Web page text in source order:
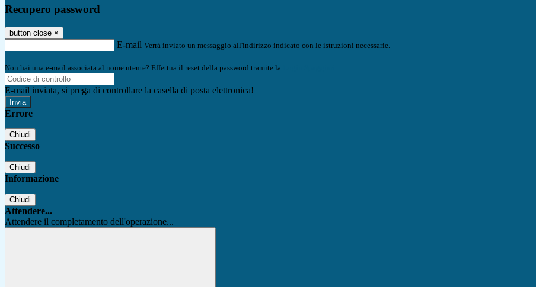
Recupero password
button close ×
E-mail Verrà inviato un messaggio all'indirizzo indicato con le istruzioni necessarie.
Non hai una e-mail associata al nome utente? Effettua il reset della password tramite la
E-mail inviata, si prega di controllare la casella di posta elettronica!
Errore
Chiudi
Successo
Chiudi
Informazione
Chiudi
Attendere...
Attendere il completamento dell'operazione...